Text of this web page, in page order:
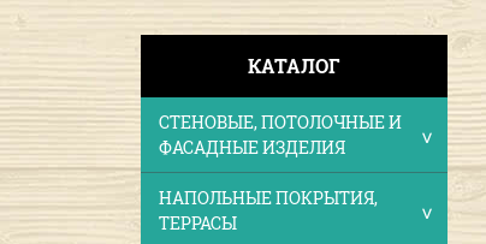
КАТАЛОГ
СТЕНОВЫЕ, ПОТОЛОЧНЫЕ И
ФАСАДНЫЕ ИЗДЕЛИЯ
НАПОЛЬНЫЕ ПОКРЫТИЯ,
ТЕРРАСЫ